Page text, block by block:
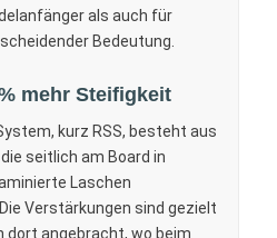
als auch für
Bedeutung.
mehr Steifigkeit
kurz RSS, besteht aus
seitlich am Board in
Laschen
Verstärkungen sind gezielt
dort angebracht, wo beim